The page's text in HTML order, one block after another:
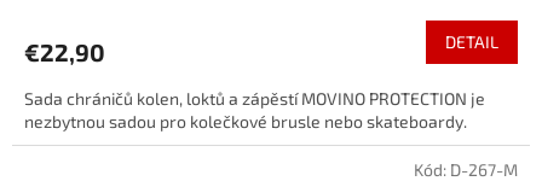
€22,90 DETAIL
Sada chráničů kolen, loktů a zápěstí MOVINO PROTECTION je
nezbytnou sadou pro kolečkové brusle nebo skateboardy.
Kód: D-267-M